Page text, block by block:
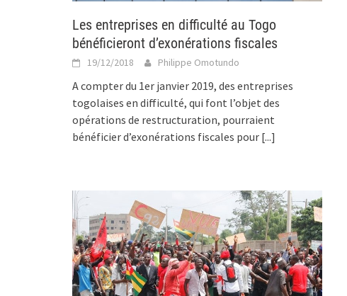
Les entreprises en difficulté au Togo
bénéficieront d’exonérations fiscales
19/12/2018 Philippe Omotundo
A compter du 1er janvier 2019, des entreprises
togolaises en difficulté, qui font l’objet des
opérations de restructuration, pourraient
bénéficier d’exonérations fiscales pour [...]